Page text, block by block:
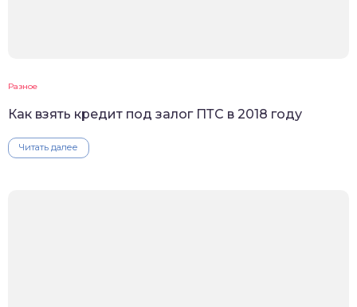
Разное
Как взять кредит под залог ПТС в 2018 году
Читать далее